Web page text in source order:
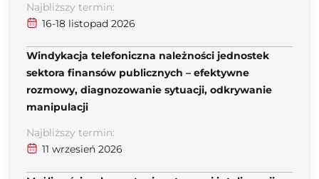
Najbliższy termin:
16-18 listopad 2026
Windykacja telefoniczna należności jednostek
sektora finansów publicznych – efektywne
rozmowy, diagnozowanie sytuacji, odkrywanie
manipulacji
Najbliższy termin:
11 wrzesień 2026